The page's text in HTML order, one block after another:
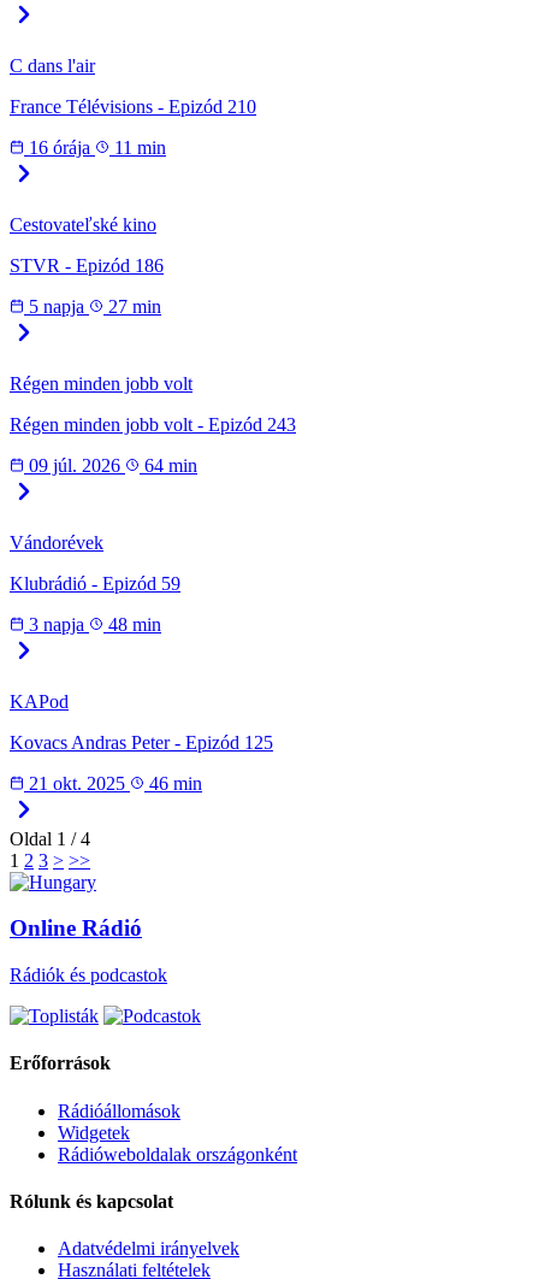
C dans l'air
France Télévisions - Epizód 210
16 órája
11 min
Cestovateľské kino
STVR - Epizód 186
5 napja
27 min
Régen minden jobb volt
Régen minden jobb volt - Epizód 243
09 júl. 2026
64 min
Vándorévek
Klubrádió - Epizód 59
3 napja
48 min
KAPod
Kovacs Andras Peter - Epizód 125
21 okt. 2025
46 min
Oldal 1 /4
1 2 3 > >>
Online Rádió
Rádiók és podcastok
Erőforrások
Rádióállomások
Widgetek
Rádióweboldalak országonként
Rólunk és kapcsolat
Adatvédelmi irányelvek
Használati feltételek